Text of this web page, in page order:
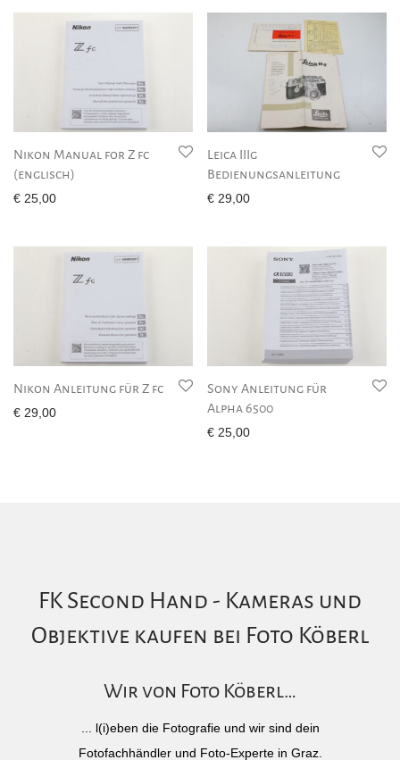
Nikon Manual for Z fc
(englisch)
€ 25,00
Leica IIIg
Bedienungsanleitung
€ 29,00
Nikon Anleitung für Z fc
€ 29,00
Sony Anleitung für
Alpha 6500
€ 25,00
FK Second Hand - Kameras und
Objektive kaufen bei Foto Köberl
Wir von Foto Köberl…
... l(i)eben die Fotografie und wir sind dein
Fotofachhändler und Foto-Experte in Graz.